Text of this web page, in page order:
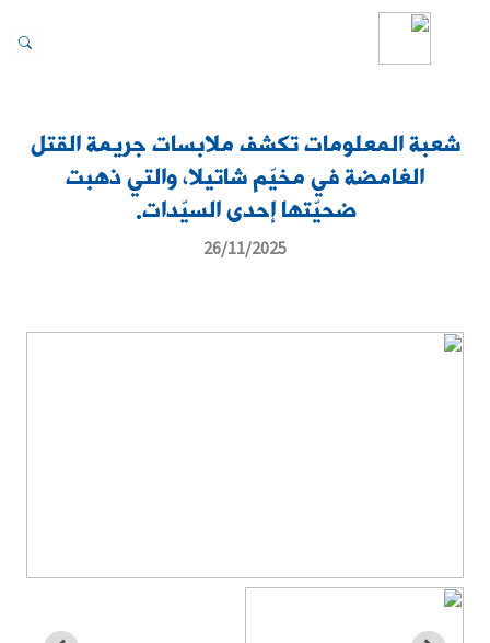
شعبة المعلومات تكشف ملابسات جريمة القتل
الغامضة في مخيّم شاتيلا، والتي ذهبت
ضحيّتها إحدى السيّدات.
26/11/2025